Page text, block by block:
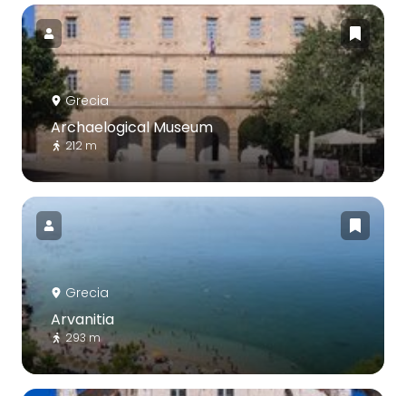
Grecia
Archaelogical Museum
212 m
Grecia
Arvanitia
293 m